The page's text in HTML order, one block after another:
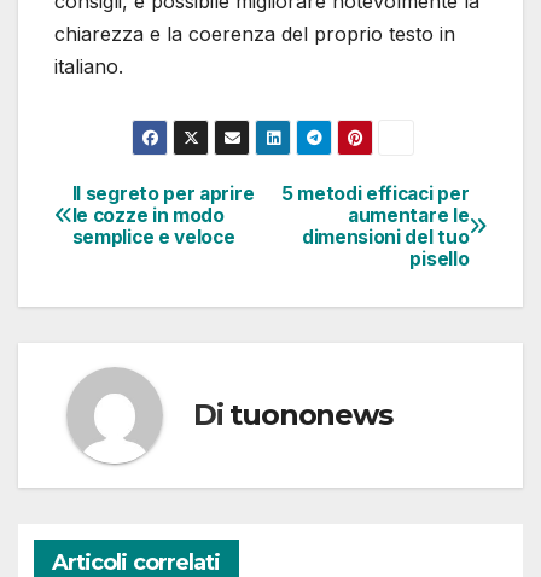
chiarezza e la coerenza del proprio testo in
italiano.
Navigazione
articoli
5 metodi efficaci per
aumentare le
dimensioni del tuo
pisello
Il segreto per aprire
le cozze in modo
semplice e veloce
Di tuononews
Articoli correlati